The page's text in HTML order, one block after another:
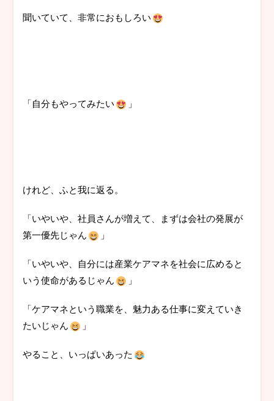
聞いていて、非常におもしろい
「自分もやってみたい 」
けれど、ふと我に返る。
「いやいや、社員さんが増えて、まずは会社の発展が
第一優先じゃん
」
「いやいや、自分には産業ケアマネを社会に広めると
いう使命があるじゃん
」
「ケアマネという職業を、魅力ある仕事に変えていき
たいじゃん
」
やること、いっぱいあった